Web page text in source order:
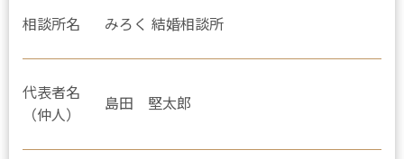
相談所名 みろく 結婚相談所
代表者名
（仲人）
島田 堅太郎